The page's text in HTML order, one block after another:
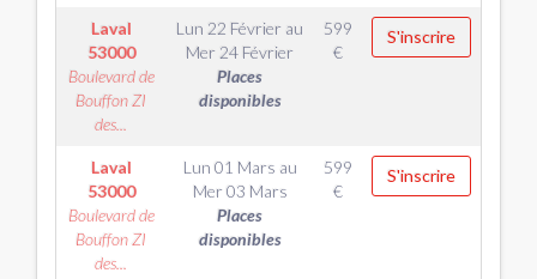
Laval
53000
Boulevard de
Bouffon ZI
des...
Lun 22 Février au
Mer 24 Février
Places
disponibles
599
€
S'inscrire
Laval
53000
Boulevard de
Bouffon ZI
des...
Lun 01 Mars au
Mer 03 Mars
Places
disponibles
599
€
S'inscrire